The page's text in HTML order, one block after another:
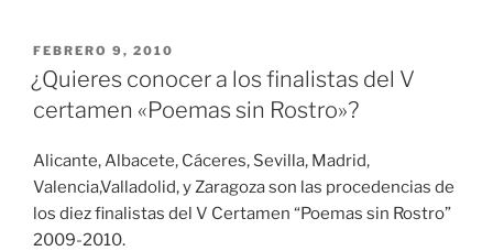
PUBLICADO
EL
FEBRERO 9, 2010
¿Quieres conocer a los finalistas del V
certamen «Poemas sin Rostro»?
Alicante, Albacete, Cáceres, Sevilla, Madrid,
Valencia,Valladolid, y Zaragoza son las procedencias de
los diez finalistas del V Certamen “Poemas sin Rostro”
2009-2010.